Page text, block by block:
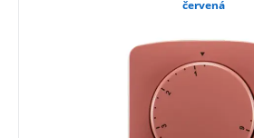
červená